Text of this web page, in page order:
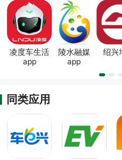
凌度车生活
app
陵水融媒
app
绍兴
同类应用